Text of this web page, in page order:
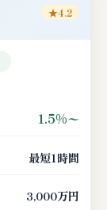
★4.2
1.5%〜
最短1時間
3,000万円